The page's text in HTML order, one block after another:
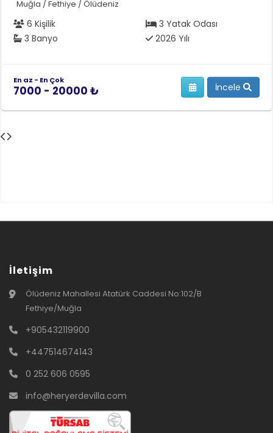
Muğla / Fethiye / Ölüdeniz
6 Kişilik
3 Yatak Odası
3 Banyo
2026 Yılı
En az - En Çok
7000 - 20000 ₺ İncele
İletişim
Ölüdeniz Mahallesi Atatürk Caddesi No:102/B
Fethiye/Muğla
+905432119900
+447514674143
0 252 606 0595
info@heryerdevilla.com